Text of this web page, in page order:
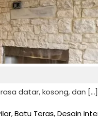
datar, kosong, dan […]
,Batu Teras,Desain